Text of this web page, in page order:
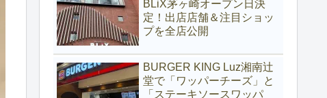
BLiX茅ヶ崎オープン日決
定！出店店舗＆注目ショッ
プを全店公開
BURGER KING Luz湘南辻
堂で「ワッパーチーズ」と
「ステーキソースワッパ